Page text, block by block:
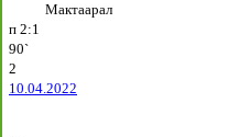
Мактаарал
п 2:1
90`
2
10.04.2022